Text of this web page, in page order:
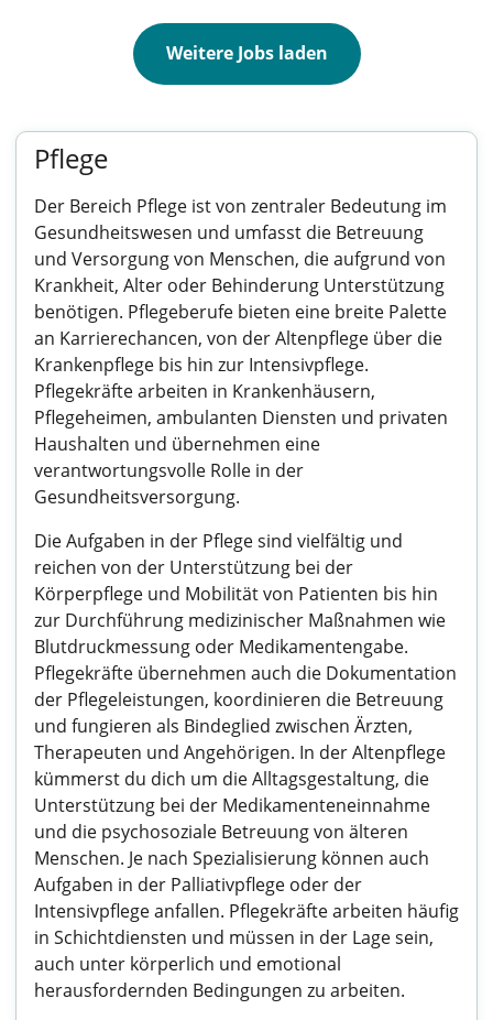
Weitere Jobs laden
Pflege
Der Bereich Pflege ist von zentraler Bedeutung im
Gesundheitswesen und umfasst die Betreuung
und Versorgung von Menschen, die aufgrund von
Krankheit, Alter oder Behinderung Unterstützung
benötigen. Pflegeberufe bieten eine breite Palette
an Karrierechancen, von der Altenpflege über die
Krankenpflege bis hin zur Intensivpflege.
Pflegekräfte arbeiten in Krankenhäusern,
Pflegeheimen, ambulanten Diensten und privaten
Haushalten und übernehmen eine
verantwortungsvolle Rolle in der
Gesundheitsversorgung.
Die Aufgaben in der Pflege sind vielfältig und
reichen von der Unterstützung bei der
Körperpflege und Mobilität von Patienten bis hin
zur Durchführung medizinischer Maßnahmen wie
Blutdruckmessung oder Medikamentengabe.
Pflegekräfte übernehmen auch die Dokumentation
der Pflegeleistungen, koordinieren die Betreuung
und fungieren als Bindeglied zwischen Ärzten,
Therapeuten und Angehörigen. In der Altenpflege
kümmerst du dich um die Alltagsgestaltung, die
Unterstützung bei der Medikamenteneinnahme
und die psychosoziale Betreuung von älteren
Menschen. Je nach Spezialisierung können auch
Aufgaben in der Palliativpflege oder der
Intensivpflege anfallen. Pflegekräfte arbeiten häufig
in Schichtdiensten und müssen in der Lage sein,
auch unter körperlich und emotional
herausfordernden Bedingungen zu arbeiten.